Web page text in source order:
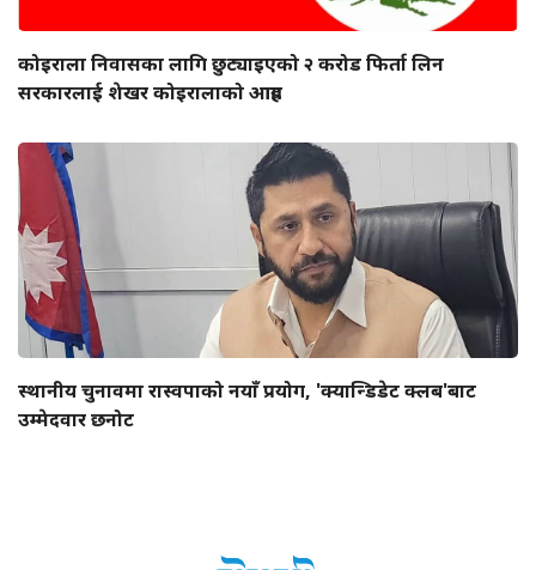
कोइराला निवासका लागि छुट्याइएको २ करोड फिर्ता लिन
सरकारलाई शेखर कोइरालाको आग्रह
स्थानीय चुनावमा रास्वपाको नयाँ प्रयोग, 'क्यान्डिडेट क्लब'बाट
उम्मेदवार छनोट